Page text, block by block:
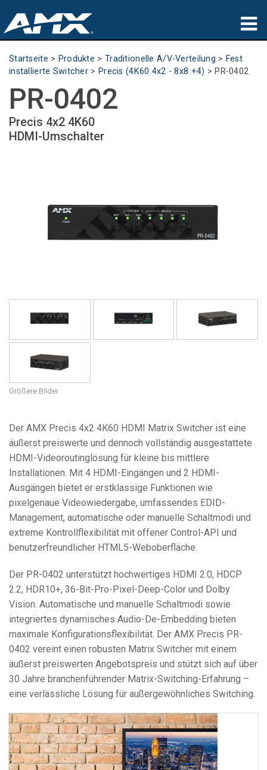
Produkte
Partners
Wo zu kaufen
Startseite > Produkte > Traditionelle A/V-Verteilung > Fest
installierte Switcher > Precis (4K60 4x2 - 8x8 +4) > PR-0402
PR-0402
Precis 4x2 4K60
HDMI-Umschalter
Größere Bilder
Der AMX Precis 4x2 4K60 HDMI Matrix Switcher ist eine
äußerst preiswerte und dennoch vollständig ausgestattete
HDMI-Videoroutinglösung für kleine bis mittlere
Installationen. Mit 4 HDMI-Eingängen und 2 HDMI-
Ausgängen bietet er erstklassige Funktionen wie
pixelgenaue Videowiedergabe, umfassendes EDID-
Management, automatische oder manuelle Schaltmodi und
extreme Kontrollfle­xibilität mit offener Control-API und
benutzerfreundlicher HTML5-Weboberfläche.
Der PR-0402 unterstützt hochwertiges HDMI 2.0, HDCP
2.2, HDR10+, 36-Bit-Pro-Pixel-Deep-Color und Dolby
Vision. Automatische und manuelle Schaltmodi sowie
integriertes dynamisches Audio-De-Embedding bieten
maximale Konfigurationsflexibilität. Der AMX Precis PR-
0402 vereint einen robusten Matrix Switcher mit einem
äußerst preiswerten Angebotspreis und stützt sich auf über
30 Jahre branchenführender Matrix-Switching-Erfahrung –
eine verlässliche Lösung für außergewöhnliches Switching.